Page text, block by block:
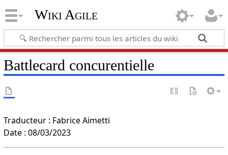
Wiki Agile
Battlecard concurentielle
Traducteur : Fabrice Aimetti
Date : 08/03/2023